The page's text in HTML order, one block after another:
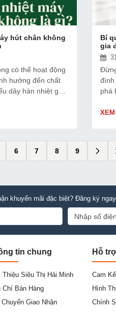
hút chân không
có thể hoạt động
hưởng đến chất
dây hàn nhiệt gặp
nhiệt và cách lựa
Bí
gia
đình
phá
nhu
6 7 8 9
khuyến mãi đặc biệt? Đăng ký
tin chung
Thiệu Siêu Thị Hải Minh
Chí Bán Hàng
Giao Nhận
Hỗ
Cam
Hình
Chính